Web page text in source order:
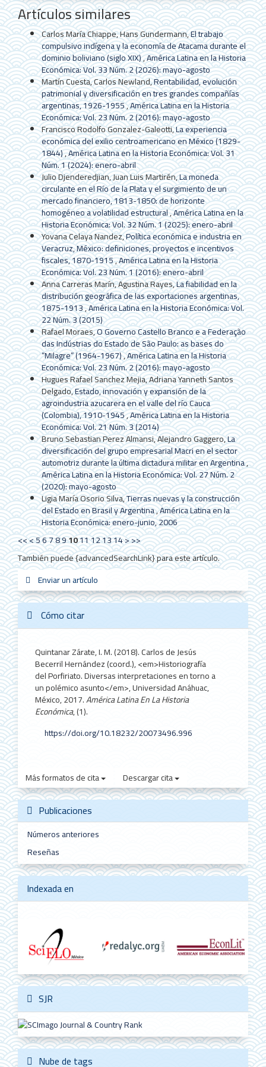
Artículos similares
Carlos María Chiappe, Hans Gundermann,El trabajo
compulsivo indígena y la economía de Atacama durante el
dominio boliviano (siglo XIX),América Latina en la Historia
Económica: Vol. 33 Núm. 2 (2026): mayo-agosto
Martín Cuesta, Carlos Newland,Rentabilidad, evolución
patrimonial y diversificación en tres grandes compañías
argentinas, 1926-1955,América Latina en la Historia
Económica: Vol. 23 Núm. 2 (2016): mayo-agosto
Francisco Rodolfo Gonzalez-Galeotti,La experiencia
económica del exilio centroamericano en México (1829-
1844),América Latina en la Historia Económica: Vol. 31
Núm. 1 (2024): enero-abril
Julio Djenderedjian, Juan Luis Martirén,La moneda
circulante en el Río de la Plata y el surgimiento de un
mercado financiero, 1813-1850: de horizonte
homogéneo a volatilidad estructural,América Latina en la
Historia Económica: Vol. 32 Núm. 1 (2025): enero-abril
Yovana Celaya Nandez,Política económica e industria en
Veracruz, México: definiciones, proyectos e incentivos
fiscales, 1870-1915,América Latina en la Historia
Económica: Vol. 23 Núm. 1 (2016): enero-abril
Anna Carreras Marín, Agustina Rayes,La fiabilidad en la
distribución geográfica de las exportaciones argentinas,
1875-1913,América Latina en la Historia Económica: Vol.
22 Núm. 3 (2015)
Rafael Moraes,O Governo Castello Branco e a Federação
das Indústrias do Estado de São Paulo: as bases do
“Milagre” (1964-1967),América Latina en la Historia
Económica: Vol. 23 Núm. 2 (2016): mayo-agosto
Hugues Rafael Sanchez Mejia, Adriana Yanneth Santos
Delgado,Estado, innovación y expansión de la
agroindustria azucarera en el valle del río Cauca
(Colombia), 1910-1945,América Latina en la Historia
Económica: Vol. 21 Núm. 3 (2014)
Bruno Sebastian Perez Almansi, Alejandro Gaggero,La
diversificación del grupo empresarial Macri en el sector
automotriz durante la última dictadura militar en Argentina,
América Latina en la Historia Económica: Vol. 27 Núm. 2
(2020): mayo-agosto
Ligia María Osorio Silva,Tierras nuevas y la construcción
del Estado en Brasil y Argentina,América Latina en la
Historia Económica: enero-junio, 2006
<<<567891011121314>>>
También puede {advancedSearchLink} para este artículo.
un
artículo
Enviar un artículo
Cómo citar
Quintanar Zárate, I. M. (2018). Carlos de Jesús
Becerril Hernández (coord.), <em>Historiografía
del Porfiriato. Diversas interpretaciones en torno a
un polémico asunto</em>, Universidad Anáhuac,
México, 2017.América Latina En La Historia
Económica, (1).
https://doi.org/10.18232/20073496.996
Más formatos de cita Descargar cita
Publicaciones
Números anteriores
Reseñas
Indexada en
SJR
Nube de tags
redes